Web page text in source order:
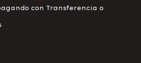
con Transferencia o